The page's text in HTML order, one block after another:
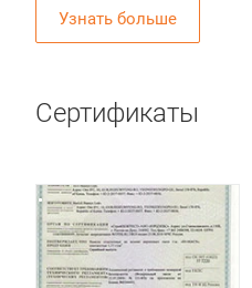
Узнать больше
Сертификаты